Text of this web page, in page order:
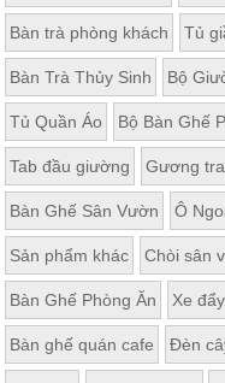
Bàn trà phòng khách Tủ
Bàn Trà Thủy Sinh Bộ
Tủ Quần Áo Bộ Bàn Ghế
Tab đầu giường Gương
Bàn Ghế Sân Vườn Ô
Sản phẩm khác Chòi sân
Bàn Ghế Phòng Ăn Xe
Bàn ghế quán cafe Đèn